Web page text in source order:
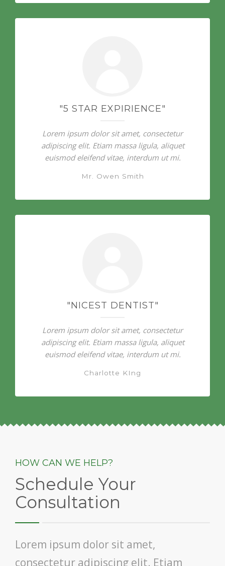
"5 STAR EXPIRIENCE"
Lorem ipsum dolor sit amet, consectetur
adipiscing elit. Etiam massa ligula, aliquet
euismod eleifend vitae, interdum ut mi.
Mr. Owen Smith
"NICEST DENTIST"
Lorem ipsum dolor sit amet, consectetur
adipiscing elit. Etiam massa ligula, aliquet
euismod eleifend vitae, interdum ut mi.
Charlotte KIng
HOW CAN WE HELP?
Schedule Your
Consultation
Lorem ipsum dolor sit amet,
consectetur adipiscing elit. Etiam